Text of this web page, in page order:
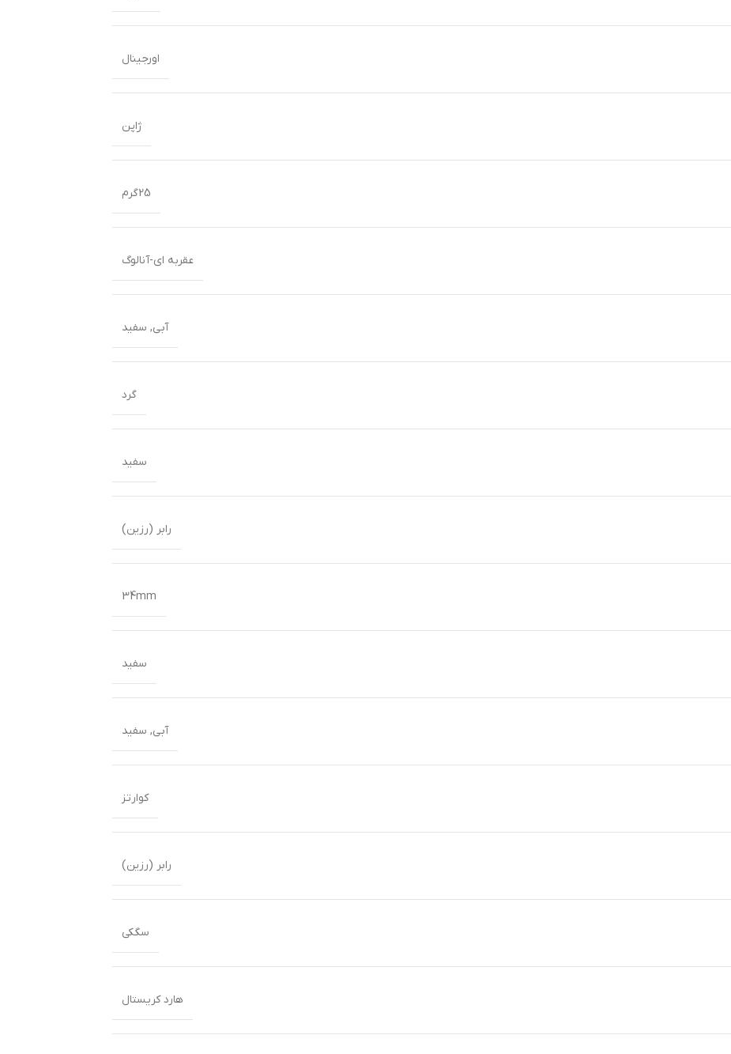
اورجینال
ژاپن
25گرم
عقربه ای-آنالوگ
آبی, سفید
گرد
سفید
رابر (رزین)
34mm
سفید
آبی, سفید
کوارتز
رابر (رزین)
سگکی
هارد کریستال